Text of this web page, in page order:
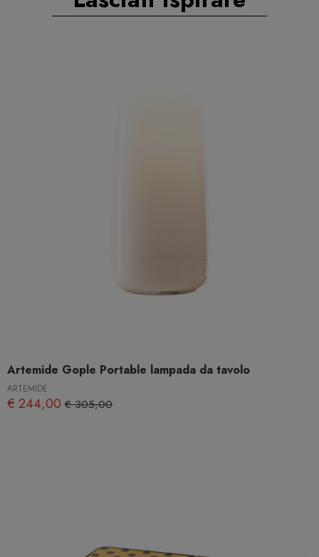
Artemide Gople Portable lampada da tavolo
ARTEMIDE
€ 244,00 € 305,00